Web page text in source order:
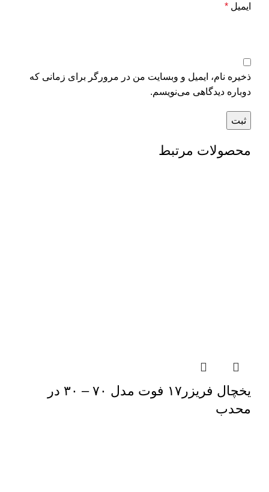
ایمیل *
ذخیره نام، ایمیل و وبسایت من در مرورگر برای زمانی که
دوباره دیدگاهی می‌نویسم.
محصولات مرتبط
یخچال فریزر۱۷ فوت مدل ۷۰ – ۳۰ در
محدب